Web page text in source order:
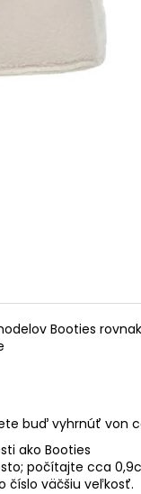
Booties
buď vyhrnúť von
ako Booties
počítajte cca
číslo väčšiu veľkosť.